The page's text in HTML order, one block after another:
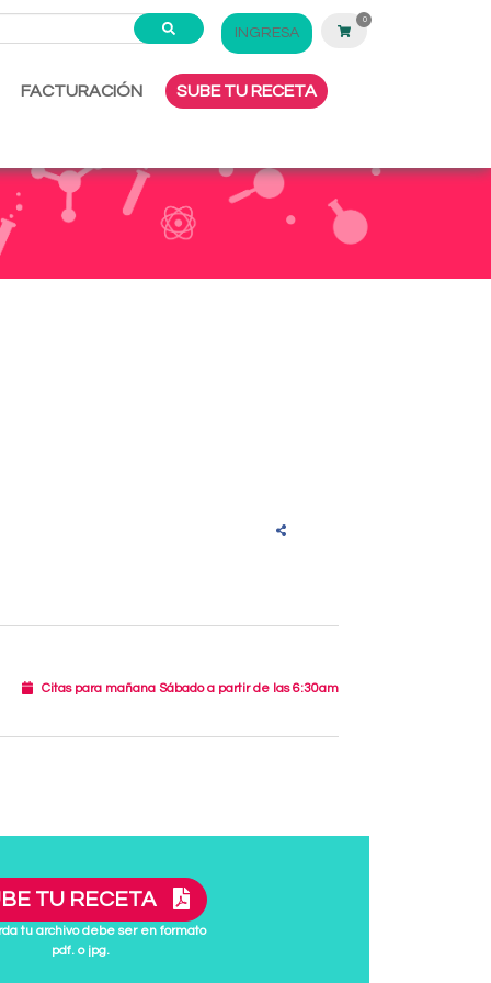
INGRESA
0
FACTURACIÓN SUBE TU RECETA
Citas para mañana Sábado a partir de las 6:30am
TU RECETA
tu archivo debe ser en formato
pdf. o jpg.